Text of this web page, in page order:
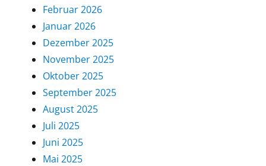
Februar 2026
Januar 2026
Dezember 2025
November 2025
Oktober 2025
September 2025
August 2025
Juli 2025
Juni 2025
Mai 2025